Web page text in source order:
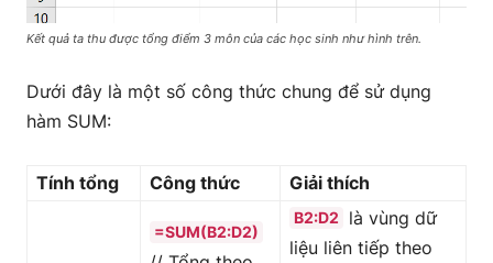
Kết quả ta thu được tổng điểm 3 môn của các học sinh như hình trên.
Dưới đây là một số công thức chung để sử dụng
hàm SUM:
Tính tổng Công thức Giải thích
=SUM(B2:D2)
B2:D2
là vùng dữ
liệu liên tiếp theo